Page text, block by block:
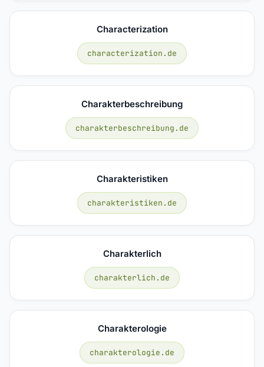
Characterization
characterization.de
Charakterbeschreibung
charakterbeschreibung.de
Charakteristiken
charakteristiken.de
Charakterlich
charakterlich.de
Charakterologie
charakterologie.de